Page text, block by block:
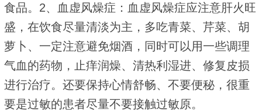
食品。2、血虚风燥症：血虚风燥症应注意肝火旺
盛，在饮食尽量清淡为主，多吃青菜、芹菜、胡
萝卜、一定注意避免烟酒，同时可以用一些调理
气血的药物，止痒润燥、清热利湿进、修复皮损
进行治疗。还要保持心情舒畅、不要便秘，很重
要是过敏的患者尽量不要接触过敏原。